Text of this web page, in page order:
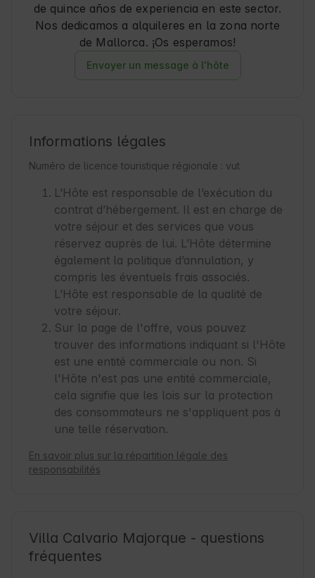
de quince años de experiencia en este sector.
Nos dedicamos a alquileres en la zona norte
de Mallorca. ¡Os esperamos!
Envoyer un message à l'hôte
Informations légales
Numéro de licence touristique régionale : vut
L’Hôte est responsable de l’exécution du
contrat d’hébergement. Il est en charge de
votre séjour et des services que vous
réservez auprès de lui. L’Hôte détermine
également la politique d’annulation, y
compris les éventuels frais associés.
L’Hôte est responsable de la qualité de
votre séjour.
Sur la page de l'offre, vous pouvez
trouver des informations indiquant si l'Hôte
est une entité commerciale ou non. Si
l'Hôte n'est pas une entité commerciale,
cela signifie que les lois sur la protection
des consommateurs ne s'appliquent pas à
une telle réservation.
En savoir plus sur la répartition légale des
responsabilités
Villa Calvario Majorque - questions
fréquentes